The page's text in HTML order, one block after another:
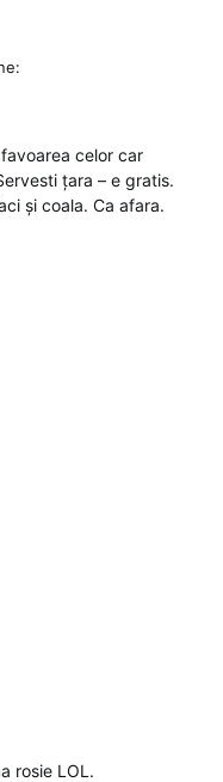
celor car
țara – e gratis.
și coala. Ca afara.
rosie LOL.